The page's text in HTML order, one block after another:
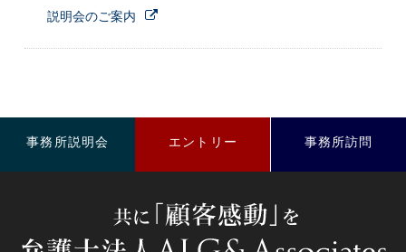
説明会のご案内